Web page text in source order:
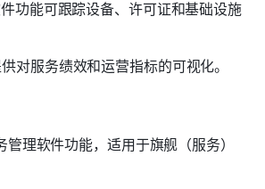
功能可跟踪设备、许可证和基础设施
对服务绩效和运营指标的可视化。
理软件功能，适用于旗舰（服务）